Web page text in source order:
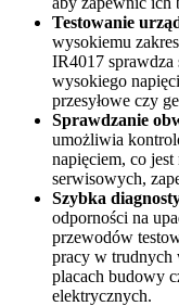
Testowanie
wysokiemu
IR4017 sprawdza
wysokiego
przesyłowe czy
Sprawdzanie
umożliwia
napięciem, co
serwisowych,
Szybka
odporności na
przewodów
pracy w trudnych
placach budowy
elektrycznych.